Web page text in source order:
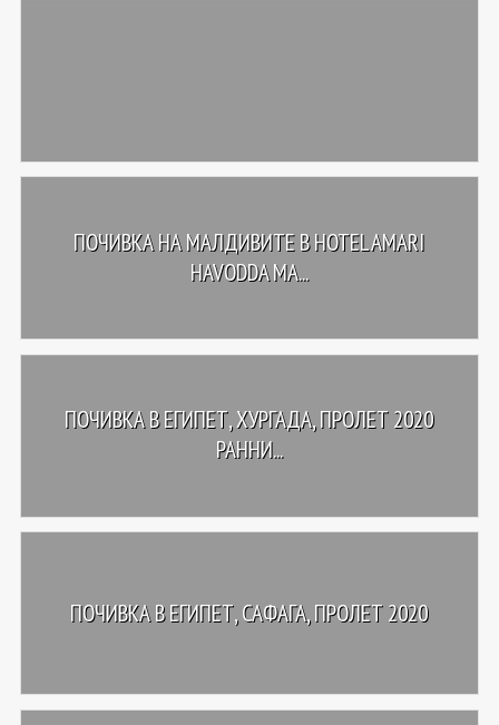
ПОЧИВКА НА МАЛДИВИТЕ В HOTEL AMARI
HAVODDA MA...
ПОЧИВКА В ЕГИПЕТ, ХУРГАДА, ПРОЛЕТ 2020
РАННИ...
ПОЧИВКА В ЕГИПЕТ, САФАГА, ПРОЛЕТ 2020